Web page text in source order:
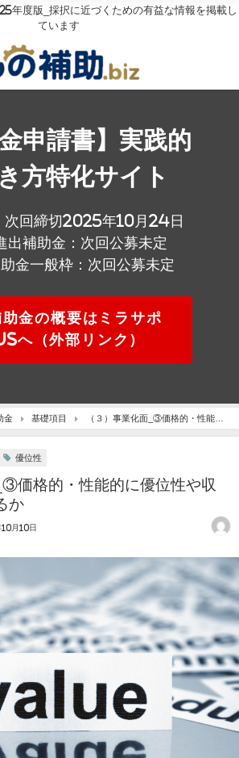
年度版_採択に近づくための有益な情報を掲載し
ています
金申請書】実践的
方特化サイト
次回締切2025年10月24日
出補助金：次回公募未定
金一般枠：次回公募未定
金の概要はミラサポ
へ（外部リンク）
金 基礎項目
（３）事業化面_③価格的・性能的
るか
優位性
価格的・性能的に優位性や収
か
月10日